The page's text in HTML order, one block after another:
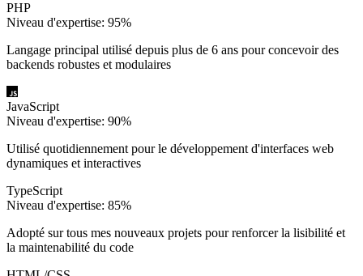
PHP
Niveau d'expertise: 95%
Langage principal utilisé depuis plus de 6 ans pour concevoir des
backends robustes et modulaires
JavaScript
Niveau d'expertise: 90%
Utilisé quotidiennement pour le développement d'interfaces web
dynamiques et interactives
TypeScript
Niveau d'expertise: 85%
Adopté sur tous mes nouveaux projets pour renforcer la lisibilité et
la maintenabilité du code